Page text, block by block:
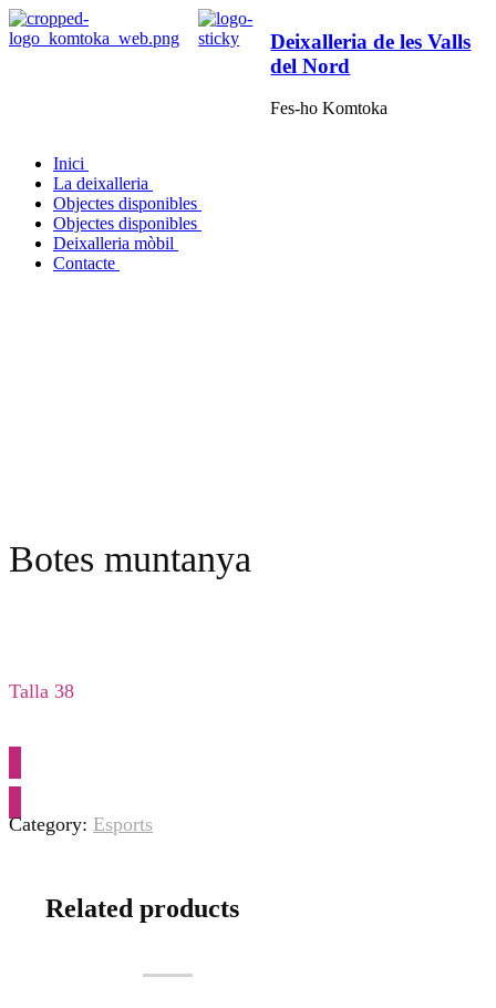
Deixalleria de les Valls
del Nord
Fes-ho Komtoka
Inici
La deixalleria
Objectes disponibles
Objectes disponibles
Deixalleria mòbil
Contacte
Botes muntanya
Talla 38
Category: Esports
Related products